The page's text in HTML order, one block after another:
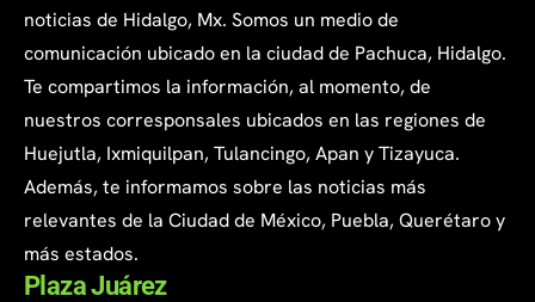
noticias de Hidalgo, Mx. Somos un medio de
comunicación ubicado en la ciudad de Pachuca, Hidalgo.
Te compartimos la información, al momento, de
nuestros corresponsales ubicados en las regiones de
Huejutla, Ixmiquilpan, Tulancingo, Apan y Tizayuca.
Además, te informamos sobre las noticias más
relevantes de la Ciudad de México, Puebla, Querétaro y
más estados.
Plaza Juárez